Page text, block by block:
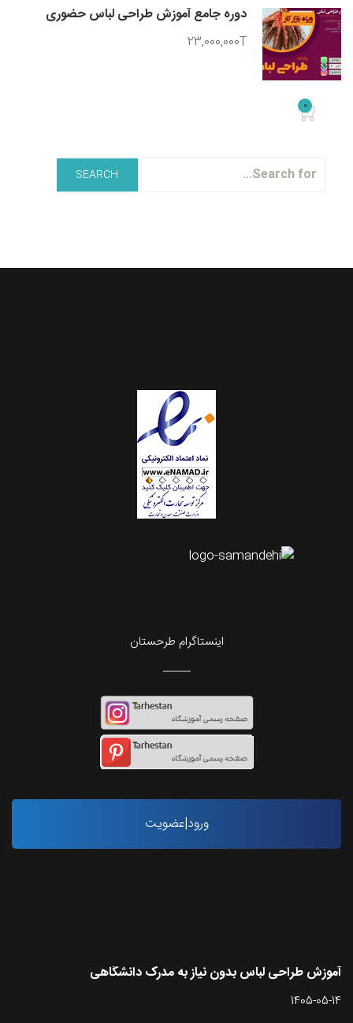
دوره جامع آموزش طراحی لباس حضوری
23,000,000T
0
اینستاگرام طرحستان
ورود|عضویت
آموزش طراحی لباس بدون نیاز به مدرک دانشگاهی
1405-05-14